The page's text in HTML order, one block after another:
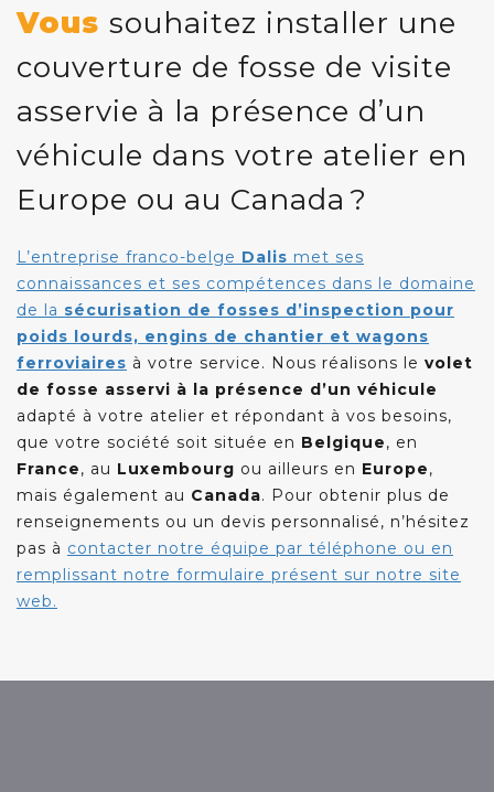
Vous souhaitez installer une
couverture de fosse de visite
asservie à la présence d’un
véhicule dans votre atelier en
Europe ou au Canada ?
L’entreprise franco-belge Dalis met ses
connaissances et ses compétences dans le domaine
de la sécurisation de fosses d’inspection pour
poids lourds, engins de chantier et wagons
ferroviaires à votre service. Nous réalisons le volet
de fosse asservi à la présence d’un véhicule
adapté à votre atelier et répondant à vos besoins,
que votre société soit située en Belgique, en
France, au Luxembourg ou ailleurs en Europe,
mais également au Canada. Pour obtenir plus de
renseignements ou un devis personnalisé, n’hésitez
pas à contacter notre équipe par téléphone ou en
remplissant notre formulaire présent sur notre site
web.